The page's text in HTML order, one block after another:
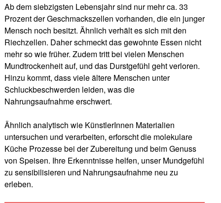
Ab dem siebzigsten Lebensjahr sind nur mehr ca. 33
Prozent der Geschmackszellen vorhanden, die ein junger
Mensch noch besitzt. Ähnlich verhält es sich mit den
Riechzellen. Daher schmeckt das gewohnte Essen nicht
mehr so wie früher. Zudem tritt bei vielen Menschen
Mundtrockenheit auf, und das Durstgefühl geht verloren.
Hinzu kommt, dass viele ältere Menschen unter
Schluckbeschwerden leiden, was die
Nahrungsaufnahme erschwert.
Ähnlich analytisch wie KünstlerInnen Materialien
untersuchen und verarbeiten, erforscht die molekulare
Küche Prozesse bei der Zubereitung und beim Genuss
von Speisen. Ihre Erkenntnisse helfen, unser Mundgefühl
zu sensibilisieren und Nahrungsaufnahme neu zu
erleben.